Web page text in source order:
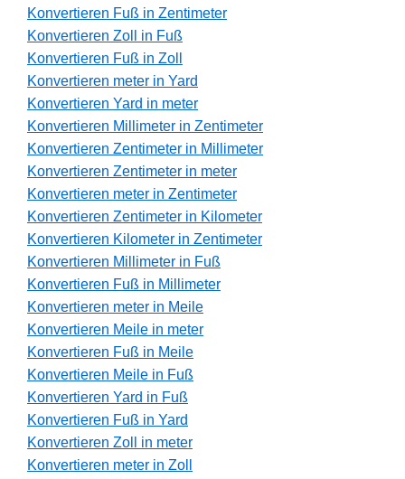
Konvertieren Fuß in Zentimeter
Konvertieren Zoll in Fuß
Konvertieren Fuß in Zoll
Konvertieren meter in Yard
Konvertieren Yard in meter
Konvertieren Millimeter in Zentimeter
Konvertieren Zentimeter in Millimeter
Konvertieren Zentimeter in meter
Konvertieren meter in Zentimeter
Konvertieren Zentimeter in Kilometer
Konvertieren Kilometer in Zentimeter
Konvertieren Millimeter in Fuß
Konvertieren Fuß in Millimeter
Konvertieren meter in Meile
Konvertieren Meile in meter
Konvertieren Fuß in Meile
Konvertieren Meile in Fuß
Konvertieren Yard in Fuß
Konvertieren Fuß in Yard
Konvertieren Zoll in meter
Konvertieren meter in Zoll